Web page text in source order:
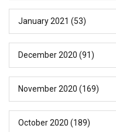
January 2021 (53)
December 2020 (91)
November 2020 (169)
October 2020 (189)